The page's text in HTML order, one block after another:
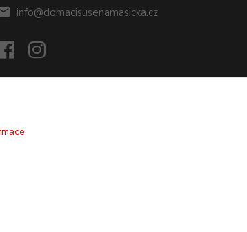
info@domacisusenamasicka.cz